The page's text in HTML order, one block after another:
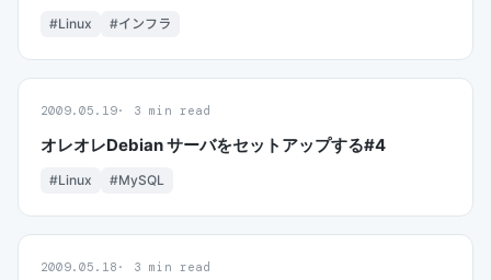
#Linux #インフラ
2009.05.19 3 min read
オレオレDebian サーバをセットアップする#4
#Linux #MySQL
2009.05.18 3 min read